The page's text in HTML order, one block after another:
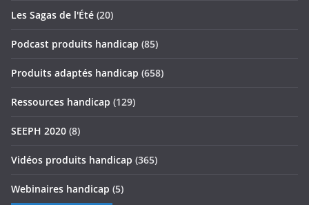
Les Sagas de l'Été (20)
Podcast produits handicap (85)
Produits adaptés handicap (658)
Ressources handicap (129)
SEEPH 2020 (8)
Vidéos produits handicap (365)
Webinaires handicap (5)